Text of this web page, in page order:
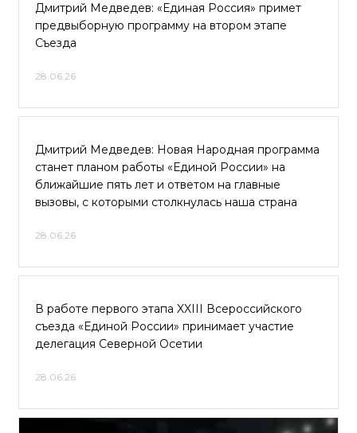
Дмитрий Медведев: «Единая Россия» примет
предвыборную программу на втором этапе
Съезда
28.06.26
Дмитрий Медведев: Новая Народная программа
станет планом работы «Единой России» на
ближайшие пять лет и ответом на главные
вызовы, с которыми столкнулась наша страна
28.06.26
В работе первого этапа XXIII Всероссийского
съезда «Единой России» принимает участие
делегация Северной Осетии
28.06.26